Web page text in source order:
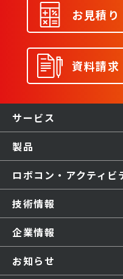
お見積り
資料請求
サービス
製品
ロボコン・アクティビ
技術情報
企業情報
お知らせ